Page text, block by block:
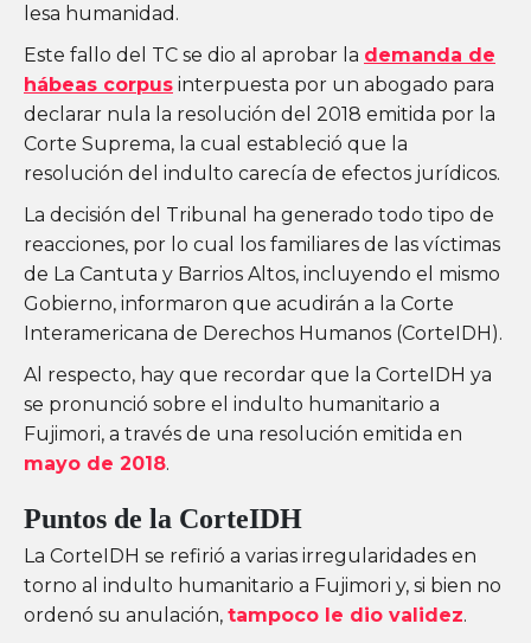
lesa humanidad.
Este fallo del TC se dio al aprobar la demanda de
hábeas corpus interpuesta por un abogado para
declarar nula la resolución del 2018 emitida por la
Corte Suprema, la cual estableció que la
resolución del indulto carecía de efectos jurídicos.
La decisión del Tribunal ha generado todo tipo de
reacciones, por lo cual los familiares de las víctimas
de La Cantuta y Barrios Altos, incluyendo el mismo
Gobierno, informaron que acudirán a la Corte
Interamericana de Derechos Humanos (CorteIDH).
Al respecto, hay que recordar que la CorteIDH ya
se pronunció sobre el indulto humanitario a
Fujimori, a través de una resolución emitida en
mayo de 2018.
Puntos de la CorteIDH
La CorteIDH se refirió a varias irregularidades en
torno al indulto humanitario a Fujimori y, si bien no
ordenó su anulación, tampoco le dio validez.